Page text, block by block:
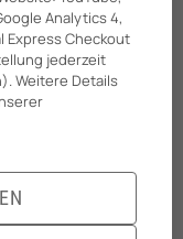
Analytics 4,
Express Checkout
jederzeit
Weitere Details